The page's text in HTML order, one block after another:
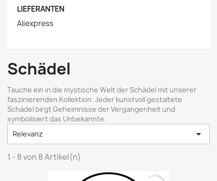
LIEFERANTEN
Aliexpress
Schädel
Tauche ein in die mystische Welt der Schädel mit unserer
faszinierenden Kollektion. Jeder kunstvoll gestaltete
Schädel birgt Geheimnisse der Vergangenheit und
symbolisiert das Unbekannte.
Relevanz

1 - 8 von 8 Artikel(n)